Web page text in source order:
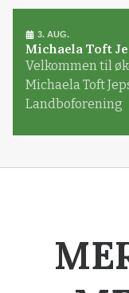
3. AUG.
Michaela Toft
Velkommen til
Michaela Toft
Landboforening